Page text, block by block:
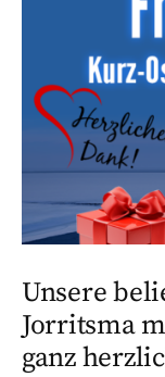
Unsere
Jorritsma
ganz